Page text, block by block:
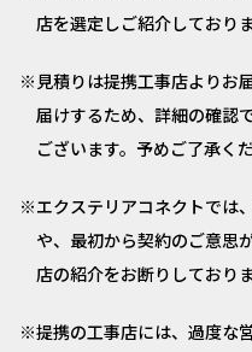
店を選定しご紹介しておりま
見積りは提携工事店よりお
届けするため、詳細の確認
ございます。予めご了承くだ
エクステリアコネクトでは
や、最初から契約のご意思
店の紹介をお断りしておりま
提携の工事店には、過度な